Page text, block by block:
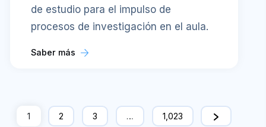
de estudio para el impulso de
procesos de investigación en el aula.
Saber más
1 2 3 … 1,023